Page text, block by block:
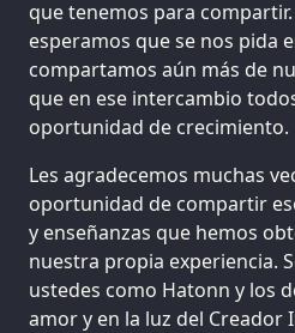
que tenemos para
esperamos que se nos pida
compartamos aún más de
que en ese intercambio
oportunidad de crecimiento.
Les agradecemos muchas
oportunidad de compartir
y enseñanzas que hemos
nuestra propia experiencia.
ustedes como Hatonn y los
amor y en la luz del Creador